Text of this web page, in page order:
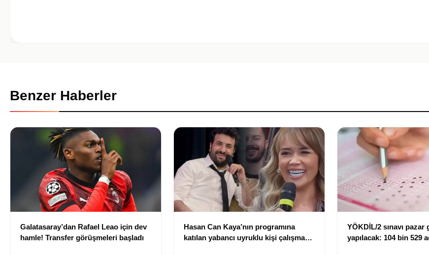
Benzer Haberler
Galatasaray’dan Rafael Leao için dev
hamle! Transfer görüşmeleri başladı
Hasan Can Kaya’nın programına
katılan yabancı uyruklu kişi çalışma
YÖKDİL/2 sınavı pazar
yapılacak: 104 bin 529